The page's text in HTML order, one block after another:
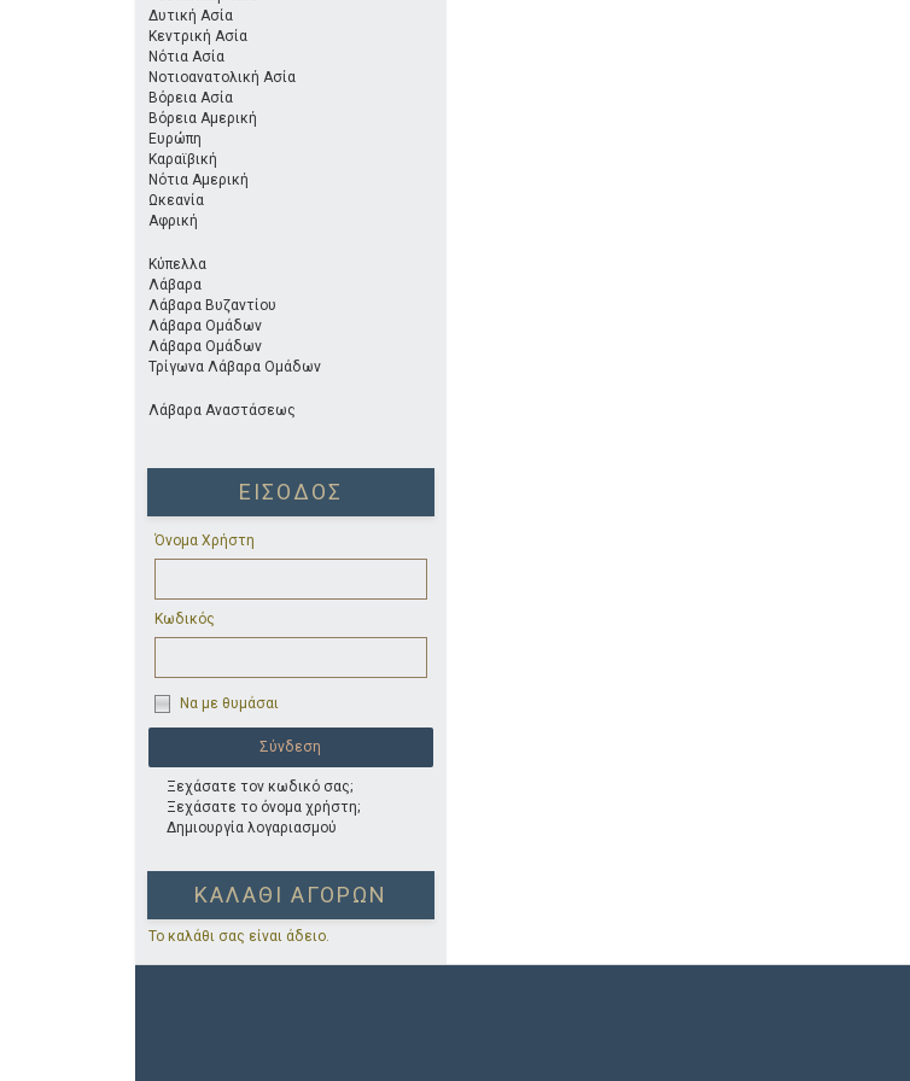
Δυτική Ασία
Κεντρική Ασία
Νότια Ασία
Νοτιοανατολική Ασία
Βόρεια Ασία
Βόρεια Αμερική
Ευρώπη
Καραϊβική
Νότια Αμερική
Ωκεανία
Αφρική
Κύπελλα
Λάβαρα
Λάβαρα Βυζαντίου
Λάβαρα Ομάδων
Λάβαρα Ομάδων
Τρίγωνα Λάβαρα Ομάδων
Λάβαρα Αναστάσεως
ΕΊΣΟΔΟΣ
Όνομα Χρήστη
Κωδικός
Να με θυμάσαι
Ξεχάσατε τον κωδικό σας;
Ξεχάσατε το όνομα χρήστη;
Δημιουργία λογαριασμού
ΚΑΛΆΘΙ ΑΓΟΡΏΝ
Το καλάθι σας είναι άδειο.